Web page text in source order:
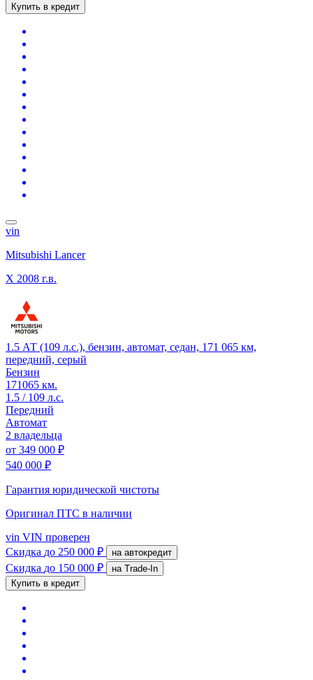
Купить в кредит
vin
Mitsubishi Lancer
X 2008 г.в.
1.5 АТ (109 л.с.), бензин, автомат, седан, 171 065 км,
передний, серый
Бензин
171065 км.
1.5 / 109 л.с.
Передний
Автомат
2 владельца
от 349 000 ₽
540 000 ₽
Гарантия юридической чистоты
Оригинал ПТС в наличии
vin VIN проверен
Скидка до 250 000 ₽ на автокредит
Скидка до 150 000 ₽
на Trade-In
Купить в кредит